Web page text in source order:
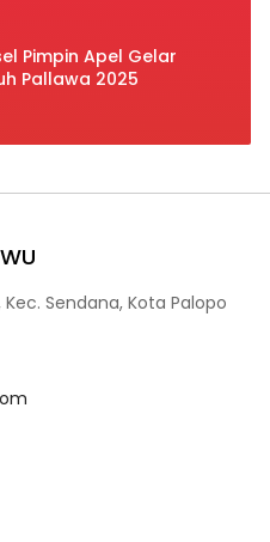
Pimpin Apel Gelar
Pallawa 2025
Kec. Sendana, Kota Palopo